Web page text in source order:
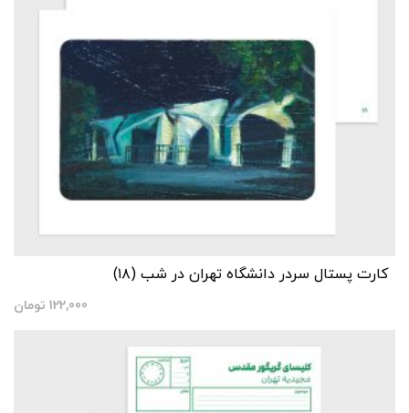
کارت پستال سردر دانشگاه تهران در شب (۱۸)
122,000 تومان